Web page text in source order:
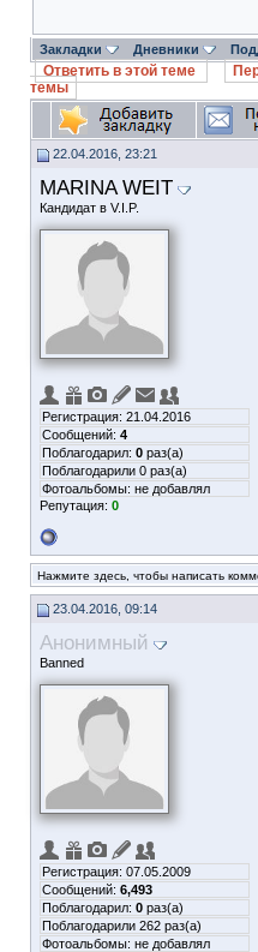
Закладки Дневники
Ответить в этой теме
темы
22.04.2016, 23:21
MARINA WEIT
Кандидат в V.I.P.
Регистрация: 21.04.2016
Сообщений: 4
Поблагодарил: 0 раз(а)
Поблагодарили 0 раз(а)
Фотоальбомы: не добавлял
Репутация: 0
Нажмите здесь, чтобы написать
23.04.2016, 09:14
Анонимный
Banned
Регистрация: 07.05.2009
Сообщений: 6,493
Поблагодарил: 0 раз(а)
Поблагодарили 262 раз(а)
Фотоальбомы: не добавлял